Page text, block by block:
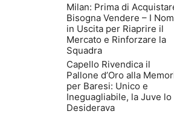
Milan: Prima di
Bisogna Vendere – I
in Uscita per Riaprire il
Mercato e Rinforzare la
Squadra
Capello Rivendica il
Pallone d’Oro alla
per Baresi: Unico e
Ineguagliabile, la Juve lo
Desiderava